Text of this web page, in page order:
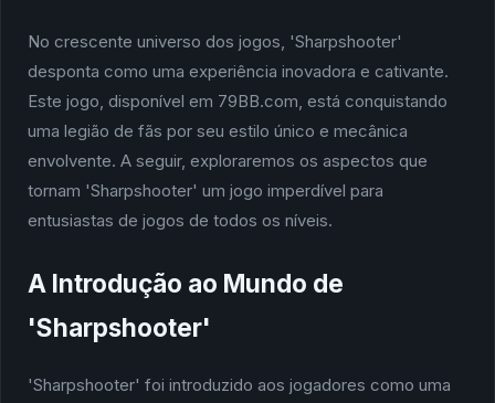
No crescente universo dos jogos, 'Sharpshooter'
desponta como uma experiência inovadora e cativante.
Este jogo, disponível em 79BB.com, está conquistando
uma legião de fãs por seu estilo único e mecânica
envolvente. A seguir, exploraremos os aspectos que
tornam 'Sharpshooter' um jogo imperdível para
entusiastas de jogos de todos os níveis.
A Introdução ao Mundo de
'Sharpshooter'
'Sharpshooter' foi introduzido aos jogadores como uma